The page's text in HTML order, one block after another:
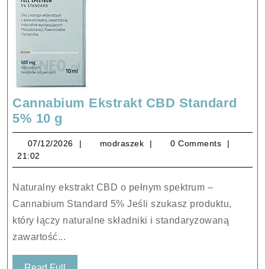
Cannabium Ekstrakt CBD Standard
5% 10 g
Ekstrakt
CBD
Standard
10
g
07/12/2026 07/12/2026
modraszek modraszek
0 Comments
21:02
Naturalny ekstrakt CBD o pełnym spektrum –
Cannabium Standard 5% Jeśli szukasz produktu,
który łączy naturalne składniki i standaryzowaną
zawartość...